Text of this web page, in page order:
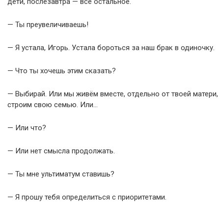
— Ты преувеличиваешь!
— Я устала, Игорь. Устала бороться за наш брак в одиночку.
— Что ты хочешь этим сказать?
— Выбирай. Или мы живём вместе, отдельно от твоей матери,
строим свою семью. Или…
— Или что?
— Или нет смысла продолжать.
— Ты мне ультиматум ставишь?
— Я прошу тебя определиться с приоритетами.